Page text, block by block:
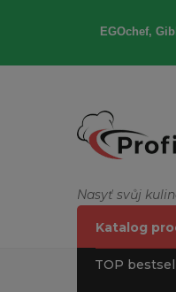
EGOchef,
Nasyť svůj
Katalog
TOP